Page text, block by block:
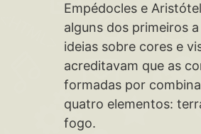
Empédocles e
alguns dos primeiros
ideias sobre cores e
acreditavam que as
formadas por
quatro elementos:
fogo.